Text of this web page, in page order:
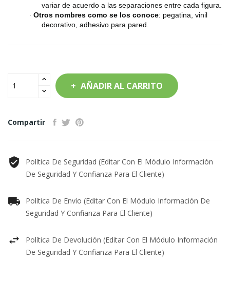
variar de acuerdo a las separaciones entre cada figura.
· Otros nombres como se los conoce: pegatina, vinil
decorativo, adhesivo para pared.
AÑADIR AL CARRITO
Compartir
Política De Seguridad (editar Con El Módulo Información
De Seguridad Y Confianza Para El Cliente)
Política De Envío (editar Con El Módulo Información De
Seguridad Y Confianza Para El Cliente)
Política De Devolución (editar Con El Módulo Información
De Seguridad Y Confianza Para El Cliente)